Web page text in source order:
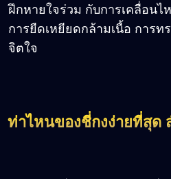
ฝึกหายใจร่วม กับการเคลื่อนไ
การยืดเหยียดกล้ามเนื้อ การท
จิตใจ
ท่าไหนของชี่กงง่ายที่สุด